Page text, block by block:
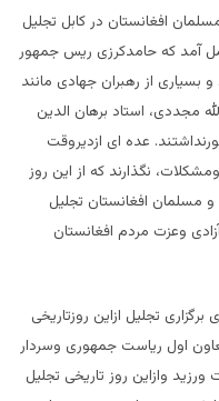
افغانستان در کابل تجلیل
آمد که حامدکرزی ریس جمهور
بسیاری از رهبران جهادی مانند
مجددی، استاد برهان الدین
عده ای ازدیروقت
نگذارند که از این روز
مسلمان افغانستان تجلیل
وعزت مردم افغانستان
تجلیل ازاین روزتاریخی
اول ریاست جمهوری وسردار
وازاین روز تاریخی تجلیل